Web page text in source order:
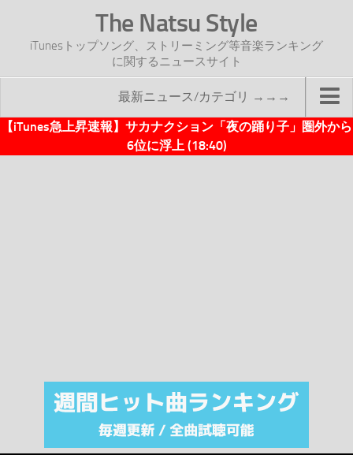
The Natsu Style
iTunesトップソング、ストリーミング等音楽ランキング
に関するニュースサイト
最新ニュース/カテゴリ →→→
TOP
注目カテゴリ
オリジナルiTunes週間トップソング
【iTunes急上昇速報】サカナクション「夜の踊り子」圏外から
6位に浮上 (18:40)